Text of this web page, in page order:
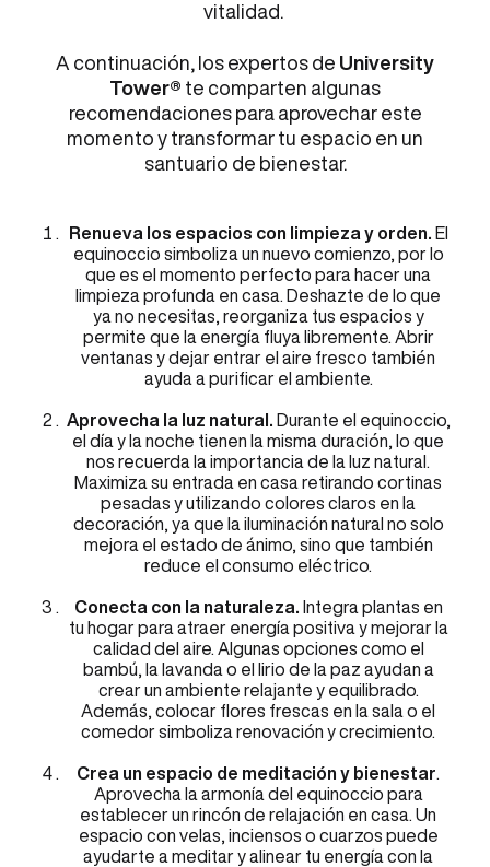
vitalidad.
A continuación, los expertos de University
Tower® te comparten algunas
recomendaciones para aprovechar este
momento y transformar tu espacio en un
santuario de bienestar.
Renueva los espacios con limpieza y orden. El
equinoccio simboliza un nuevo comienzo, por lo
que es el momento perfecto para hacer una
limpieza profunda en casa. Deshazte de lo que
ya no necesitas, reorganiza tus espacios y
permite que la energía fluya libremente. Abrir
ventanas y dejar entrar el aire fresco también
ayuda a purificar el ambiente.
Aprovecha la luz natural. Durante el equinoccio,
el día y la noche tienen la misma duración, lo que
nos recuerda la importancia de la luz natural.
Maximiza su entrada en casa retirando cortinas
pesadas y utilizando colores claros en la
decoración, ya que la iluminación natural no solo
mejora el estado de ánimo, sino que también
reduce el consumo eléctrico.
Conecta con la naturaleza. Integra plantas en
tu hogar para atraer energía positiva y mejorar la
calidad del aire. Algunas opciones como el
bambú, la lavanda o el lirio de la paz ayudan a
crear un ambiente relajante y equilibrado.
Además, colocar flores frescas en la sala o el
comedor simboliza renovación y crecimiento.
Crea un espacio de meditación y bienestar
Aprovecha la armonía del equinoccio para
establecer un rincón de relajación en casa. Un
espacio con velas, inciensos o cuarzos puede
ayudarte a meditar y alinear tu energía con la